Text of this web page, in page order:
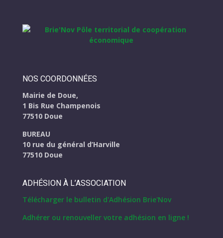
NOS COORDONNÉES
Mairie de Doue,
1 Bis Rue Champenois
77510 Doue
BUREAU
10 rue du général d’Harville
77510 Doue
ADHÉSION À L’ASSOCIATION
Télécharger le bulletin d'Adhésion Brie'Nov
Adhérer ou renouveller votre adhésion en ligne !